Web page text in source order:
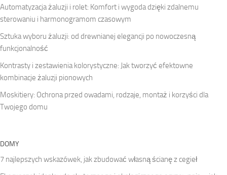
Automatyzacja żaluzji i rolet: Komfort i wygoda dzięki zdalnemu
sterowaniu i harmonogramom czasowym
Sztuka wyboru żaluzji: od drewnianej elegancji po nowoczesną
funkcjonalność
Kontrasty i zestawienia kolorystyczne: Jak tworzyć efektowne
kombinacje żaluzji pionowych
Moskitiery: Ochrona przed owadami, rodzaje, montaż i korzyści dla
Twojego domu
DOMY
7 najlepszych wskazówek, jak zbudować własną ścianę z cegieł